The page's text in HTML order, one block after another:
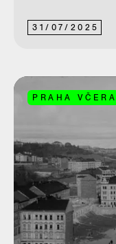
31/ 07/ 2025
PRAHA VČERA